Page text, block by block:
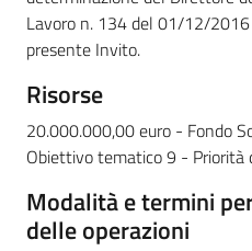
Lavoro n. 134 del 01/12/
presente Invito.
Risorse
20.000.000,00 euro - Fondo
Obiettivo tematico 9 - Priorità
Modalità e termini
delle operazioni